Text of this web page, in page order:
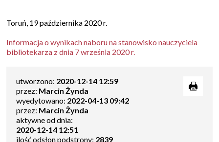
Toruń, 19 października 2020 r.
Informacja o wynikach naboru na stanowisko nauczyciela
bibliotekarza z dnia 7 września 2020 r.
utworzono: 2020-12-14 12:59
przez: Marcin Żynda
wyedytowano: 2022-04-13 09:42
przez: Marcin Żynda
aktywne od dnia:
2020-12-14 12:51
ilość odsłon podstrony: 2839